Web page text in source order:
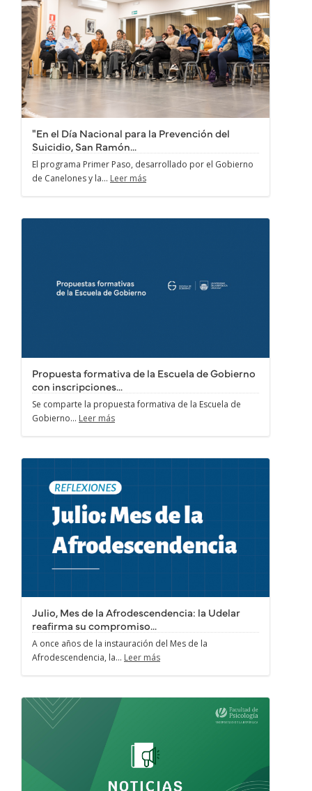
"En el Día Nacional para la Prevención del
Suicidio, San Ramón...
El programa Primer Paso, desarrollado por el Gobierno
de Canelones y la... Leer más
Propuesta formativa de la Escuela de Gobierno
con inscripciones...
Se comparte la propuesta formativa de la Escuela de
Gobierno... Leer más
Julio, Mes de la Afrodescendencia: la Udelar
reafirma su compromiso...
A once años de la instauración del Mes de la
Afrodescendencia, la... Leer más